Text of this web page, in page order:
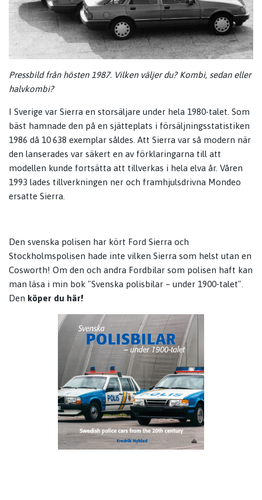
Pressbild från hösten 1987. Vilken väljer du? Kombi, sedan eller
halvkombi?
I Sverige var Sierra en storsäljare under hela 1980-talet. Som
bäst hamnade den på en sjätteplats i försäljningsstatistiken
1986 då 10 638 exemplar såldes. Att Sierra var så modern när
den lanserades var säkert en av förklaringarna till att
modellen kunde fortsätta att tillverkas i hela elva år. Våren
1993 lades tillverkningen ner och framhjulsdrivna Mondeo
ersatte Sierra.
Den svenska polisen har kört Ford Sierra och
Stockholmspolisen hade inte vilken Sierra som helst utan en
Cosworth! Om den och andra Fordbilar som polisen haft kan
man läsa i min bok "Svenska polisbilar – under 1900-talet".
Den köper du här!